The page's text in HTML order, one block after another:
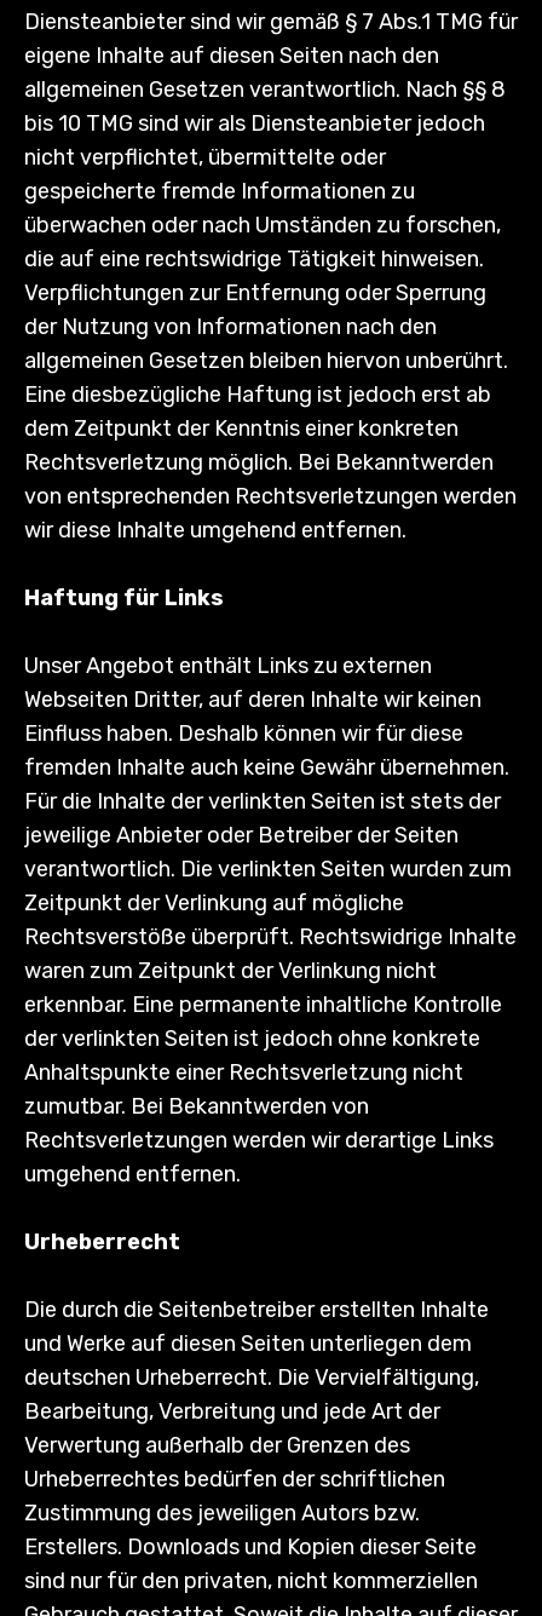
Diensteanbieter sind wir gemäß § 7 Abs.1 TMG für
eigene Inhalte auf diesen Seiten nach den
allgemeinen Gesetzen verantwortlich. Nach §§ 8
bis 10 TMG sind wir als Diensteanbieter jedoch
nicht verpflichtet, übermittelte oder
gespeicherte fremde Informationen zu
überwachen oder nach Umständen zu forschen,
die auf eine rechtswidrige Tätigkeit hinweisen.
Verpflichtungen zur Entfernung oder Sperrung
der Nutzung von Informationen nach den
allgemeinen Gesetzen bleiben hiervon unberührt.
Eine diesbezügliche Haftung ist jedoch erst ab
dem Zeitpunkt der Kenntnis einer konkreten
Rechtsverletzung möglich. Bei Bekanntwerden
von entsprechenden Rechtsverletzungen werden
wir diese Inhalte umgehend entfernen.
Haftung für Links
Unser Angebot enthält Links zu externen
Webseiten Dritter, auf deren Inhalte wir keinen
Einfluss haben. Deshalb können wir für diese
fremden Inhalte auch keine Gewähr übernehmen.
Für die Inhalte der verlinkten Seiten ist stets der
jeweilige Anbieter oder Betreiber der Seiten
verantwortlich. Die verlinkten Seiten wurden zum
Zeitpunkt der Verlinkung auf mögliche
Rechtsverstöße überprüft. Rechtswidrige Inhalte
waren zum Zeitpunkt der Verlinkung nicht
erkennbar. Eine permanente inhaltliche Kontrolle
der verlinkten Seiten ist jedoch ohne konkrete
Anhaltspunkte einer Rechtsverletzung nicht
zumutbar. Bei Bekanntwerden von
Rechtsverletzungen werden wir derartige Links
umgehend entfernen.
Urheberrecht
Die durch die Seitenbetreiber erstellten Inhalte
und Werke auf diesen Seiten unterliegen dem
deutschen Urheberrecht. Die Vervielfältigung,
Bearbeitung, Verbreitung und jede Art der
Verwertung außerhalb der Grenzen des
Urheberrechtes bedürfen der schriftlichen
Zustimmung des jeweiligen Autors bzw.
Erstellers. Downloads und Kopien dieser Seite
sind nur für den privaten, nicht kommerziellen